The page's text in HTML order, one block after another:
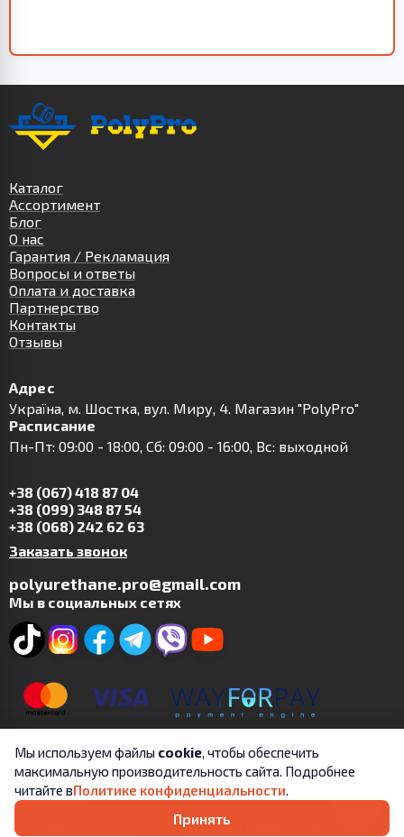
Каталог
Ассортимент
Блог
О нас
Гарантия / Рекламация
Вопросы и ответы
Оплата и доставка
Партнерство
Контакты
Отзывы
Адрес
Українa, м. Шостка, вул. Миру, 4. Магазин "PolyPro"
Расписание
Пн-Пт: 09:00 - 18:00, Сб: 09:00 - 16:00, Вс: выходной
+38 (067) 418 87 04
+38 (099) 348 87 54
+38 (068) 242 62 63
Заказать звонок
polyurethane.pro@gmail.com
Мы в социальных сетях
Copyright © 2019-2025 | ФЛП Цит А.В. | Все права
защищены.
Правила обработки и личной
Мы используем файлы cookie, чтобы обеспечить
максимальную производительность сайта. Подробнее
читайте вПолитике конфиденциальности.
Принять